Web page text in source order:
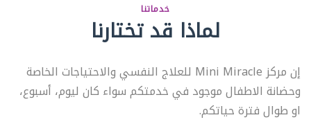
خدماتنا
لماذا قد تختارنا
إن مركز Mini Miracle للعلاج النفسي والاحتياجات الخاصة
وحضانة الاطفال موجود في خدمتكم سواء كان ليوم، أسبوع،
او طوال فترة حياتكم.